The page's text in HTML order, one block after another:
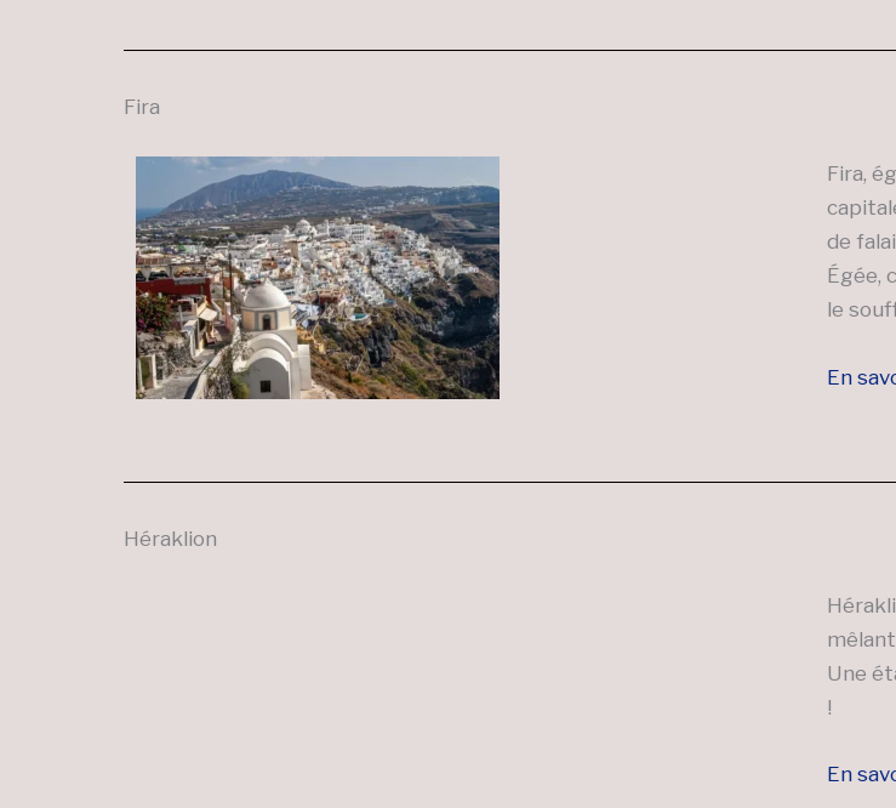
Fira
Fira,
de
Égée,
le
En
Héraklion
mêlant
Une
!
En